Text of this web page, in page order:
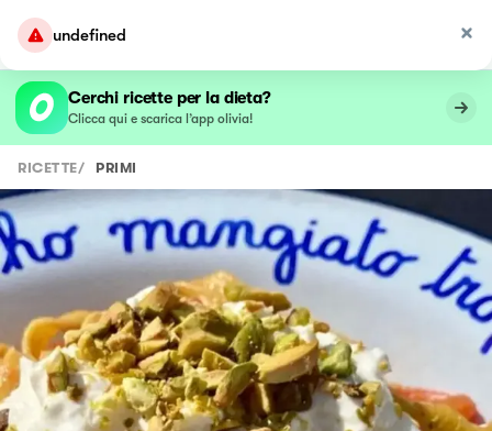
undefined
Cerchi ricette per la dieta?
Clicca qui e scarica l’app olivia!
RICETTE/ PRIMI